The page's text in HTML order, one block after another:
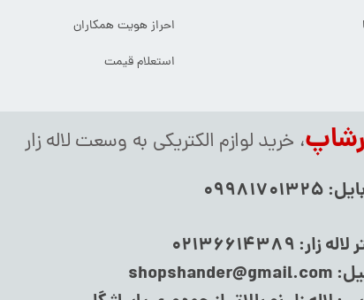
، خرید لوازم الکتریکی به وسعت لاله زار
09981701325
لاله زار:02136614389
shopshander@gmail.com
احراز هویت همکاران
استعلام قیمت